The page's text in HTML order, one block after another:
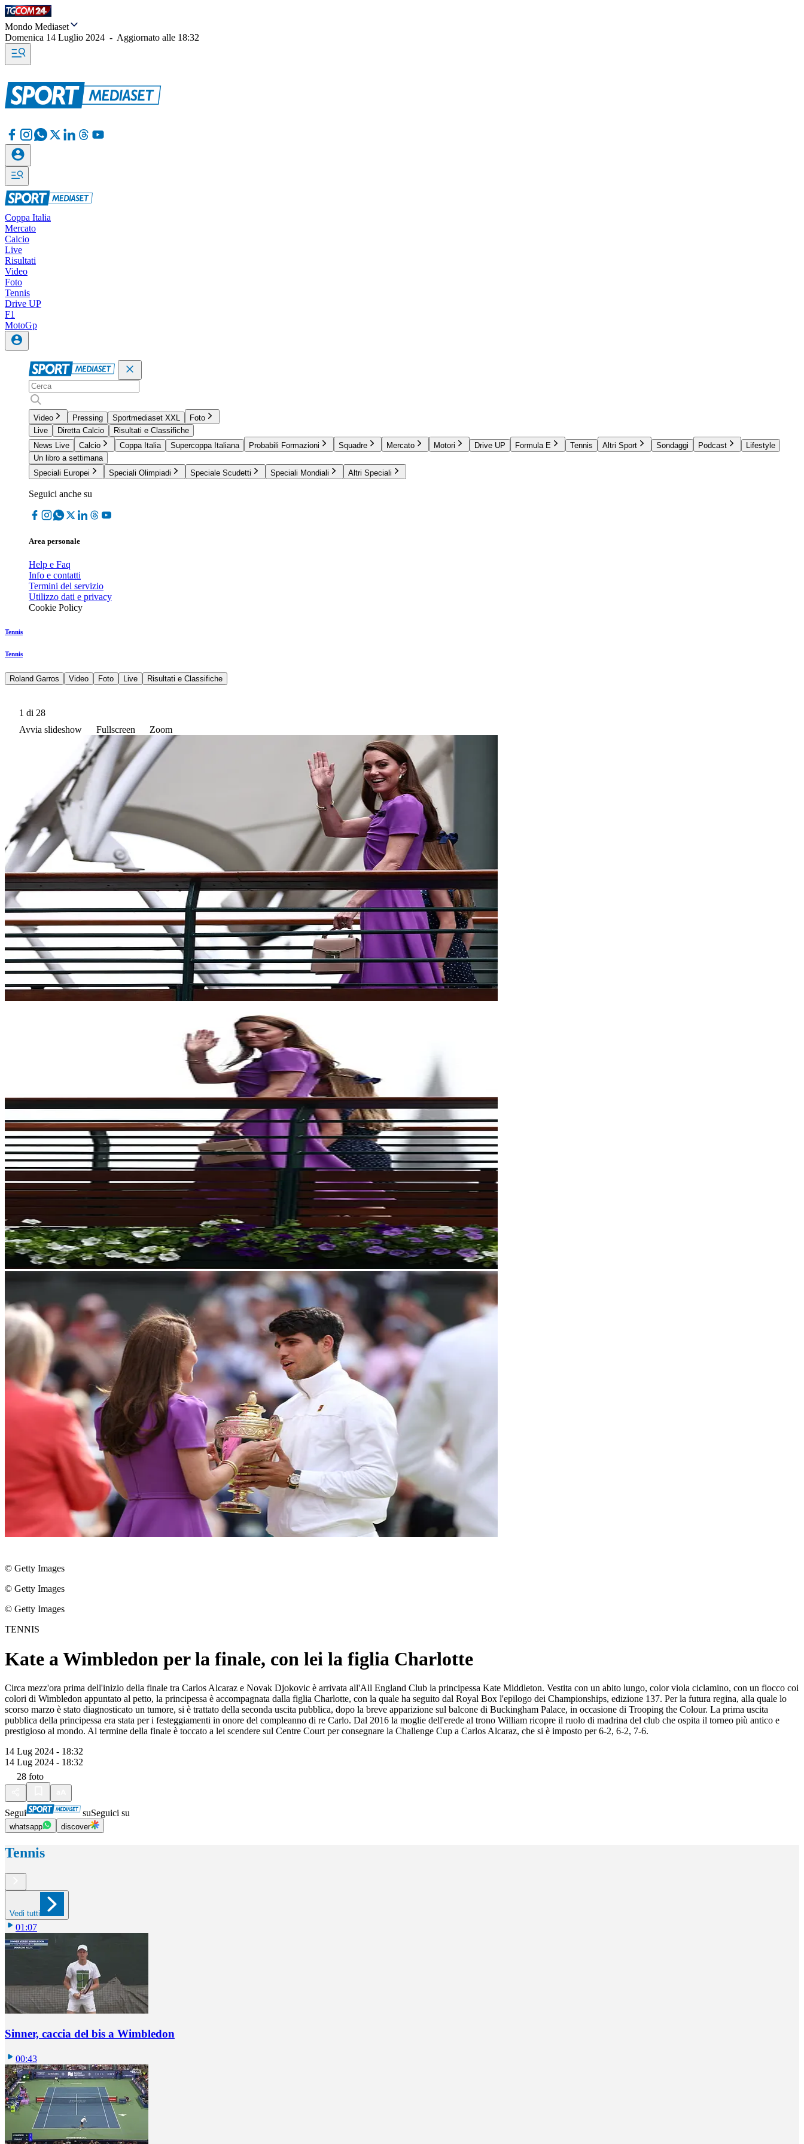
Mondo Mediaset
Domenica 14 Luglio 2024 - Aggiornato alle 18:32
Coppa Italia
Mercato
Calcio
Live
Risultati
Video
Foto
Tennis
Drive UP
F1
MotoGp
Video Pressing Sportmediaset XXL
Foto
Live
Diretta Calcio
Risultati e Classifiche
News Live
Calcio Coppa Italia Supercoppa Italiana Probabili Formazioni Squadre Mercato Motori Drive UP Formula E Tennis Altri Sport Sondaggi Podcast
Lifestyle
Un libro a settimana
Speciali Europei
Speciali Olimpiadi Speciale Scudetti Speciali Mondiali Altri Speciali
Seguici anche su
Area personale
Help e Faq
Info e contatti
Termini del servizio
Utilizzo dati e privacy
Cookie Policy
Tennis
Tennis
Roland Garros Video Foto Live Risultati e Classifiche
1 di 28
Avvia slideshow
Fullscreen Zoom
© Getty Images
© Getty Images
© Getty Images
TENNIS
Kate a Wimbledon per la finale, con lei la figlia Charlotte
Circa mezz'ora prima dell'inizio della finale tra Carlos Alcaraz e Novak Djokovic è arrivata all'All England Club la principessa Kate Middleton. Vestita con un abito lungo, color viola ciclamino, con un fiocco coi
colori di Wimbledon appuntato al petto, la principessa è accompagnata dalla figlia Charlotte, con la quale ha seguito dal Royal Box l'epilogo dei Championships, edizione 137. Per la futura regina, alla quale lo
scorso marzo è stato diagnosticato un tumore, si è trattato della seconda uscita pubblica, dopo la breve apparizione sul balcone di Buckingham Palace, in occasione di Trooping the Colour. La prima uscita
pubblica della principessa era stata per i festeggiamenti in onore del compleanno di re Carlo. Dal 2016 la moglie dell'erede al trono William ricopre il ruolo di madrina del club che ospita il torneo più antico e
prestigioso al mondo. Al termine della finale è toccato a lei scendere sul Centre Court per consegnare la Challenge Cup a Carlos Alcaraz, che si è imposto per 6-2, 6-2, 7-6.
14 Lug 2024 - 18:32
14 Lug 2024 - 18:32
28 foto
Segui suSeguici su
whatsapp discover
Tennis
Vedi tutti
01:07
Sinner, caccia del bis a Wimbledon
00:43